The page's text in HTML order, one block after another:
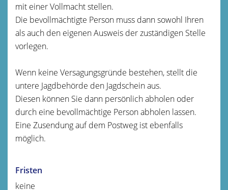
mit einer Vollmacht stellen.
Die bevollmächtigte Person muss dann sowohl Ihren
als auch den eigenen Ausweis der zuständigen Stelle
vorlegen.
Wenn keine Versagungsgründe bestehen, stellt die
untere Jagdbehörde den Jagdschein aus.
Diesen können Sie dann persönlich abholen oder
durch eine bevollmächtige Person abholen lassen.
Eine Zusendung auf dem Postweg ist ebenfalls
möglich.
Fristen
keine